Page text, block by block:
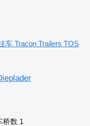
车 Tracon Trailers TOS
桥数 1